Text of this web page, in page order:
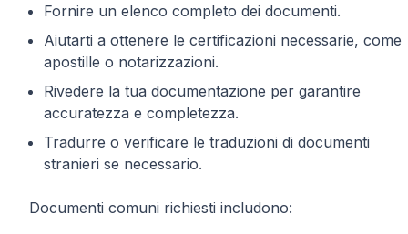
Fornire un elenco completo dei documenti.
Aiutarti a ottenere le certificazioni necessarie, come
apostille o notarizzazioni.
Rivedere la tua documentazione per garantire
accuratezza e completezza.
Tradurre o verificare le traduzioni di documenti
stranieri se necessario.
Documenti comuni richiesti includono: